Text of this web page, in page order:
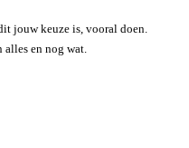
jouw keuze is, vooral doen.
alles en nog wat.